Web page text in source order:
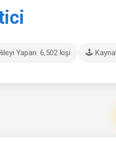
Yapan: 6,502 kişi 🕹️